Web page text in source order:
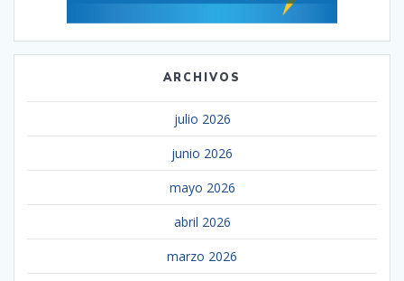
ARCHIVOS
julio 2026
junio 2026
mayo 2026
abril 2026
marzo 2026